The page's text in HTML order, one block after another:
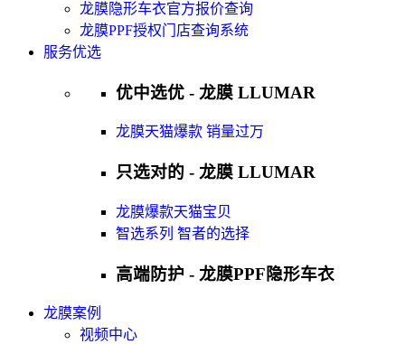
龙膜隐形车衣官方报价查询
龙膜PPF授权门店查询系统
服务优选
优中选优 - 龙膜 LLUMAR
龙膜天猫爆款 销量过万
只选对的 - 龙膜 LLUMAR
龙膜爆款天猫宝贝
智选系列 智者的选择
高端防护 - 龙膜PPF隐形车衣
龙膜案例
视频中心